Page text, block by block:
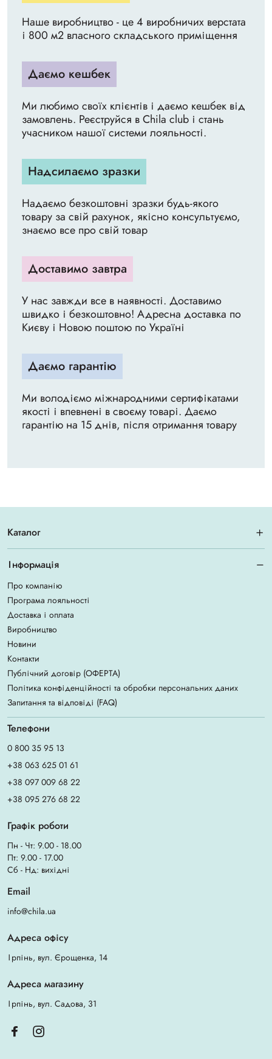
Наше виробництво - це 4 виробничих верстата
і 800 м2 власного складського приміщення
Даємо кешбек
Ми любимо своїх клієнтів і даємо кешбек від
замовлень. Реєструйся в Chila club і стань
учасником нашої системи лояльності.
Надсилаємо зразки
Надаємо безкоштовні зразки будь-якого
товару за свій рахунок, якісно консультуємо,
знаємо все про свій товар
Доставимо завтра
У нас завжди все в наявності. Доставимо
швидко і безкоштовно! Адресна доставка по
Києву і Новою поштою по Україні
Даємо гарантію
Ми володіємо міжнародними сертифікатами
якості і впевнені в своєму товарі. Даємо
гарантію на 15 днів, після отримання товару
Каталог
Інформація
Про компанію
Програма лояльності
Доставка і оплата
Виробництво
Новини
Контакти
Публічний договір (ОФЕРТА)
Політика конфіденційності та обробки персональних даних
Запитання та відповіді (FAQ)
Телефони
0 800 35 95 13
+38 063 625 01 61
+38 097 009 68 22
+38 095 276 68 22
Графік роботи
Пн - Чт: 9.00 - 18.00
Пт: 9.00 - 17.00
Сб - Нд: вихідні
Email
info@chila.ua
Адреса офісу
Ірпінь, вул. Єрощенка, 14
Адреса магазину
Ірпінь, вул. Садова, 31